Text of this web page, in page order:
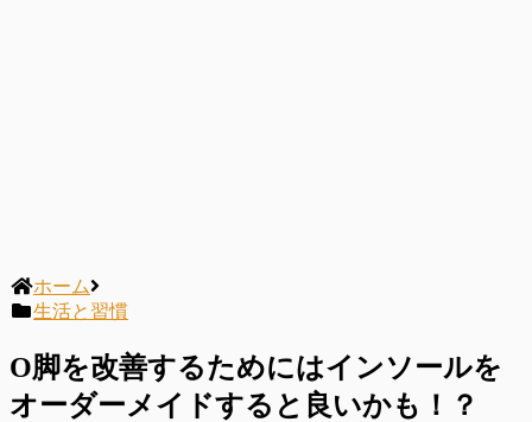
ホーム
生活と習慣
O脚を改善するためにはインソールを
オーダーメイドすると良いかも！？